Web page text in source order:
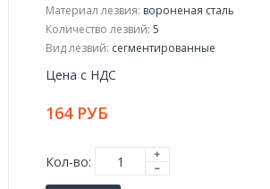
Материал лезвия: вороненая сталь
Количество лезвий: 5
Вид лезвий: сегментированные
Цена с НДС
164 РУБ
Кол-во: